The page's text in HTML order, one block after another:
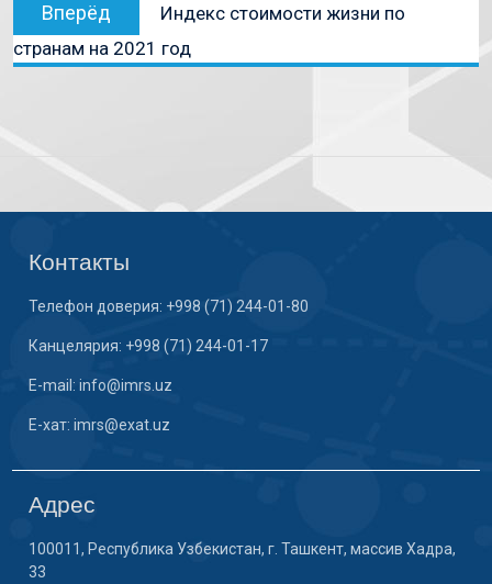
Вперёд
Индекс стоимости жизни по
странам на 2021 год
Контакты
Телефон доверия: +998 (71) 244-01-80
Канцелярия: +998 (71) 244-01-17
E-mail: info@imrs.uz
E-хат: imrs@exat.uz
Адрес
100011, Республика Узбекистан, г. Ташкент, массив Хадра,
33